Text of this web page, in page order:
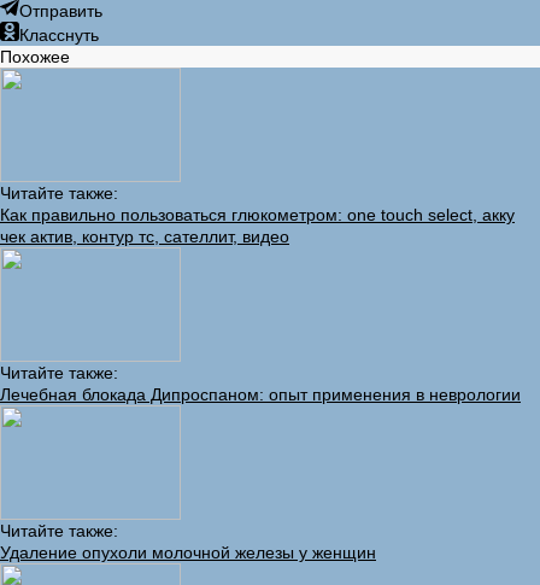
Отправить
Класснуть
Похожее
Читайте также:
Как правильно пользоваться глюкометром: one touch select, акку
чек актив, контур тс, сателлит, видео
Читайте также:
Лечебная блокада Дипроспаном: опыт применения в неврологии
Читайте также:
Удаление опухоли молочной железы у женщин